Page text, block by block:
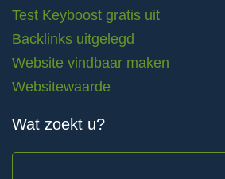
Test Keyboost gratis uit
Backlinks uitgelegd
Website vindbaar maken
Websitewaarde
Wat zoekt u?